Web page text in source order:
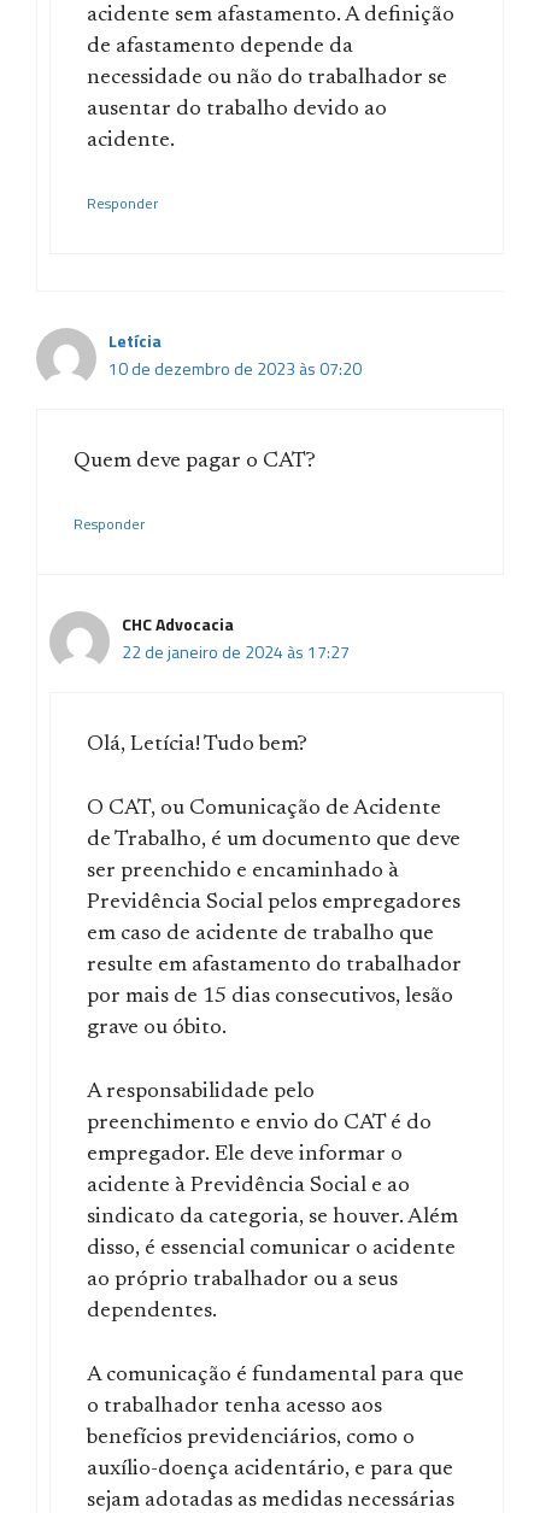
acidente sem afastamento. A definição
de afastamento depende da
necessidade ou não do trabalhador se
ausentar do trabalho devido ao
acidente.
Responder
Letícia
10 de dezembro de 2023 às 07:20
Quem deve pagar o CAT?
Responder
CHC Advocacia
22 de janeiro de 2024 às 17:27
Olá, Letícia! Tudo bem?
O CAT, ou Comunicação de Acidente
de Trabalho, é um documento que deve
ser preenchido e encaminhado à
Previdência Social pelos empregadores
em caso de acidente de trabalho que
resulte em afastamento do trabalhador
por mais de 15 dias consecutivos, lesão
grave ou óbito.
A responsabilidade pelo
preenchimento e envio do CAT é do
empregador. Ele deve informar o
acidente à Previdência Social e ao
sindicato da categoria, se houver. Além
disso, é essencial comunicar o acidente
ao próprio trabalhador ou a seus
dependentes.
A comunicação é fundamental para que
o trabalhador tenha acesso aos
benefícios previdenciários, como o
auxílio-doença acidentário, e para que
sejam adotadas as medidas necessárias